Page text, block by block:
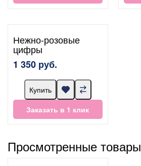
Нежно-розовые
цифры
1 350 руб.
Купить
Заказать в 1 клик
Просмотренные товары